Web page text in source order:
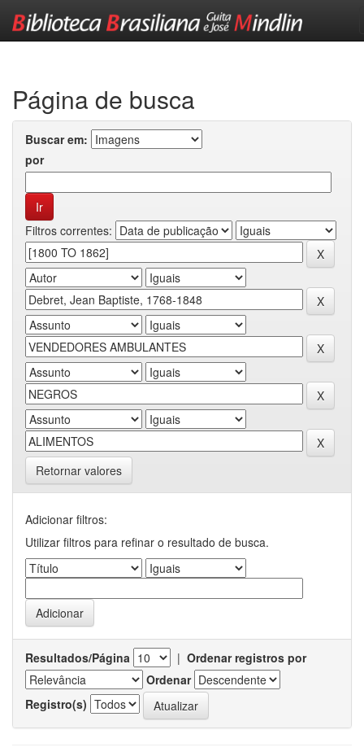
Página de busca
Buscar em:
por
Filtros correntes:
Retornar valores
Adicionar filtros:
Utilizar filtros para refinar o resultado de busca.
Resultados/Página | Ordenar registros por
Ordenar
Registro(s)